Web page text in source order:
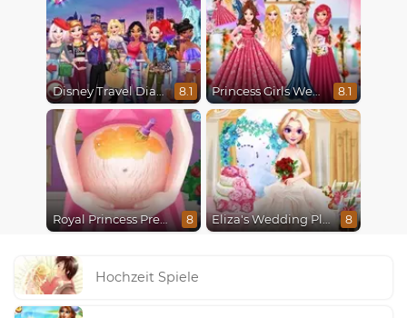
Disney Travel Diaries: City Break 8.1 Princess Girls Wedding Trip 8.1
Royal Princess Pregnant 8 Eliza's Wedding Planner 8
Hochzeit Spiele